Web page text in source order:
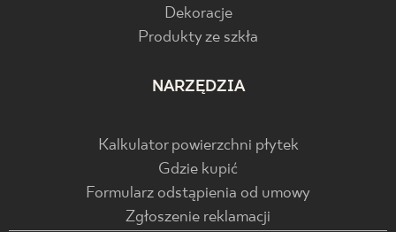
Dekoracje
Produkty ze szkła
NARZĘDZIA
Kalkulator powierzchni płytek
Gdzie kupić
Formularz odstąpienia od umowy
Zgłoszenie reklamacji